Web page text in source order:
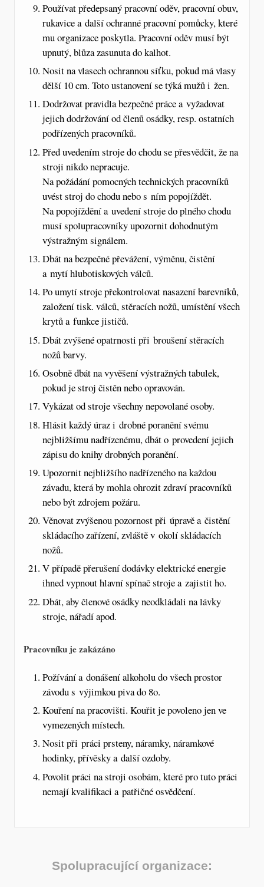
Používat předepsaný pracovní oděv, pracovní obuv,
rukavice a další ochranné pracovní pomůcky, které
mu organizace poskytla. Pracovní oděv musí být
upnutý, blůza zasunuta do kalhot.
Nosit na vlasech ochrannou síťku, pokud má vlasy
dělší 10 cm. Toto ustanovení se týká mužů i žen.
Dodržovat pravidla bezpečné práce a vyžadovat
jejich dodržování od členů osádky, resp. ostatních
podřízených pracovníků.
Před uvedením stroje do chodu se přesvědčit, že na
stroji nikdo nepracuje.
Na požádání pomocných technických pracovníků
uvést stroj do chodu nebo s ním popojíždět.
Na popojíždění a uvedení stroje do plného chodu
musí spolupracovníky upozornit dohodnutým
výstražným signálem.
Dbát na bezpečné převážení, výměnu, čistění
a mytí hlubotiskových válců.
Po umytí stroje překontrolovat nasazení barevníků,
založení tisk. válců, stěracích nožů, umístění všech
krytů a funkce jističů.
Dbát zvýšené opatrnosti při broušení stěracích
nožů barvy.
Osobně dbát na vyvěšení výstražných tabulek,
pokud je stroj čistěn nebo opravován.
Vykázat od stroje všechny nepovolané osoby.
Hlásit každý úraz i drobné poranění svému
nejbližšímu nadřízenému, dbát o provedení jejich
zápisu do knihy drobných poranění.
Upozornit nejbližšího nadřízeného na každou
závadu, která by mohla ohrozit zdraví pracovníků
nebo být zdrojem požáru.
Věnovat zvýšenou pozornost při úpravě a čistění
skládacího zařízení, zvláště v okolí skládacích
nožů.
V případě přerušení dodávky elektrické energie
ihned vypnout hlavní spínač stroje a zajistit ho.
Dbát, aby členové osádky neodkládali na lávky
stroje, nářadí apod.
Pracovníku je zakázáno
Požívání a donášení alkoholu do všech prostor
závodu s výjimkou piva do 8o.
Kouření na pracovišti. Kouřit je povoleno jen ve
vymezených místech.
Nosit při práci prsteny, náramky, náramkové
hodinky, přívěsky a další ozdoby.
Povolit práci na stroji osobám, které pro tuto práci
nemají kvalifikaci a patřičné osvědčení.
Spolupracující organizace: